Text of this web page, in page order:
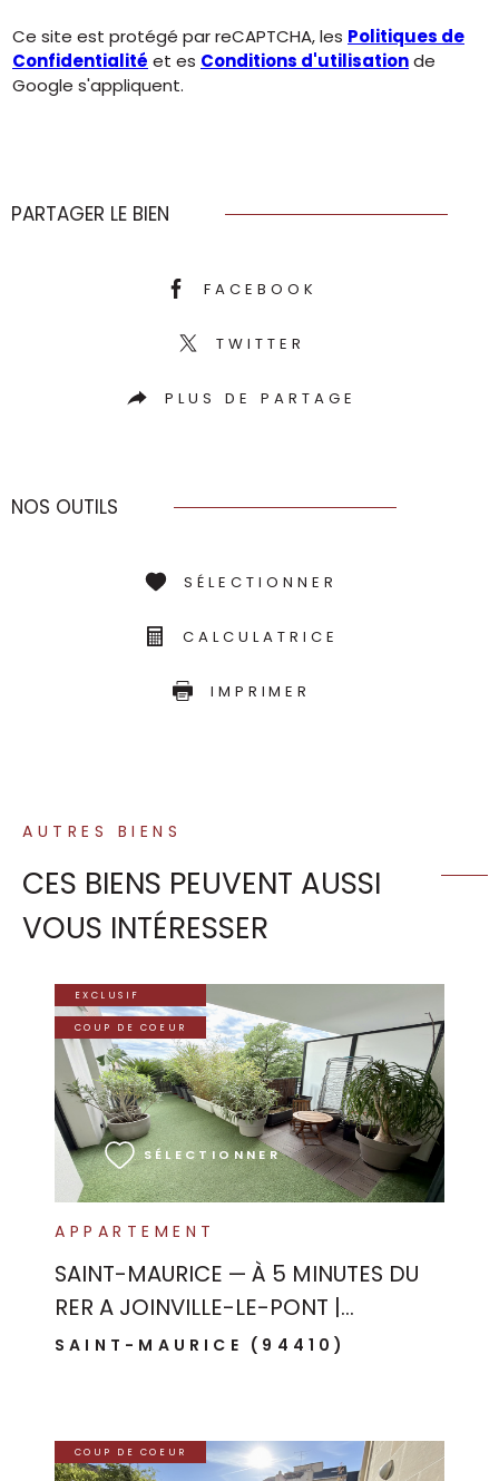
Ce site est protégé par reCAPTCHA, les Politiques de
Confidentialité et es Conditions d'utilisationde
Google s'appliquent.
PARTAGER LE BIEN
FACEBOOK
TWITTER
PLUS DE PARTAGE
NOS OUTILS
SÉLECTIONNER
CALCULATRICE
IMPRIMER
AUTRES BIENS
CES BIENS PEUVENT AUSSI
VOUS INTÉRESSER
APPARTEMENT
SAINT-MAURICE — À 5 MINUTES DU
RER A JOINVILLE-LE-PONT |...
SAINT-MAURICE (94410)
EXCLUSIF
COUP DE COEUR
SÉLECTIONNER
VOIR LE BIEN
COUP DE COEUR